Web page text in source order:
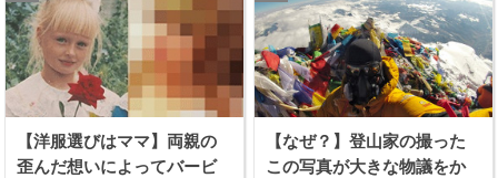
【洋服選びはママ】両親の
歪んだ想いによってバービ
【なぜ？】登山家の撮った
この写真が大きな物議をか